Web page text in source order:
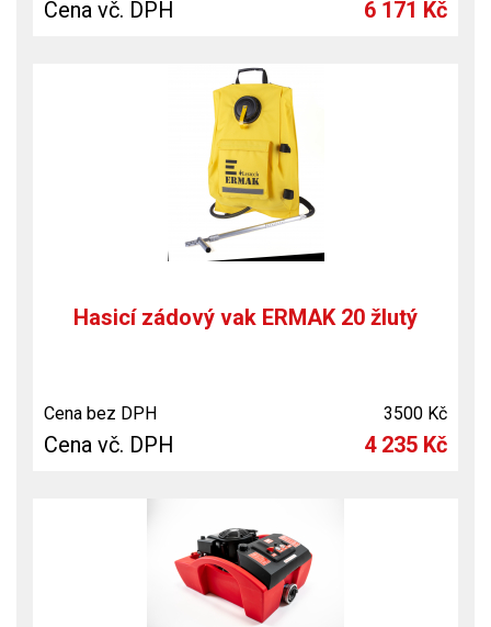
Cena vč. DPH 6 171 Kč
Hasicí zádový vak ERMAK 20 žlutý
Cena bez DPH 3500 Kč
Cena vč. DPH 4 235 Kč